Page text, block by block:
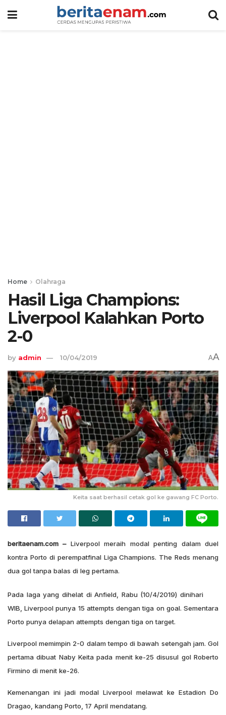
Home Olahraga
Hasil Liga Champions:
Liverpool Kalahkan Porto
2-0
by admin 10/04/2019 AA
Keita saat berhasil cetak gol ke gawang FC Porto.
beritaenam.com –Liverpool meraih modal penting dalam duel
kontra Porto di perempatfinal Liga Champions. The Reds menang
dua gol tanpa balas di leg pertama.
Pada laga yang dihelat di Anfield, Rabu (10/4/2019) dinihari
WIB, Liverpool punya 15 attempts dengan tiga on goal. Sementara
Porto punya delapan attempts dengan tiga on target.
Liverpool memimpin 2-0 dalam tempo di bawah setengah jam. Gol
pertama dibuat Naby Keita pada menit ke-25 disusul gol Roberto
Firmino di menit ke-26.
Kemenangan ini jadi modal Liverpool melawat ke Estadion Do
Dragao, kandang Porto, 17 April mendatang.